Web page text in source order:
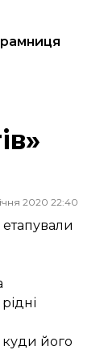
2020 22:40
куди його